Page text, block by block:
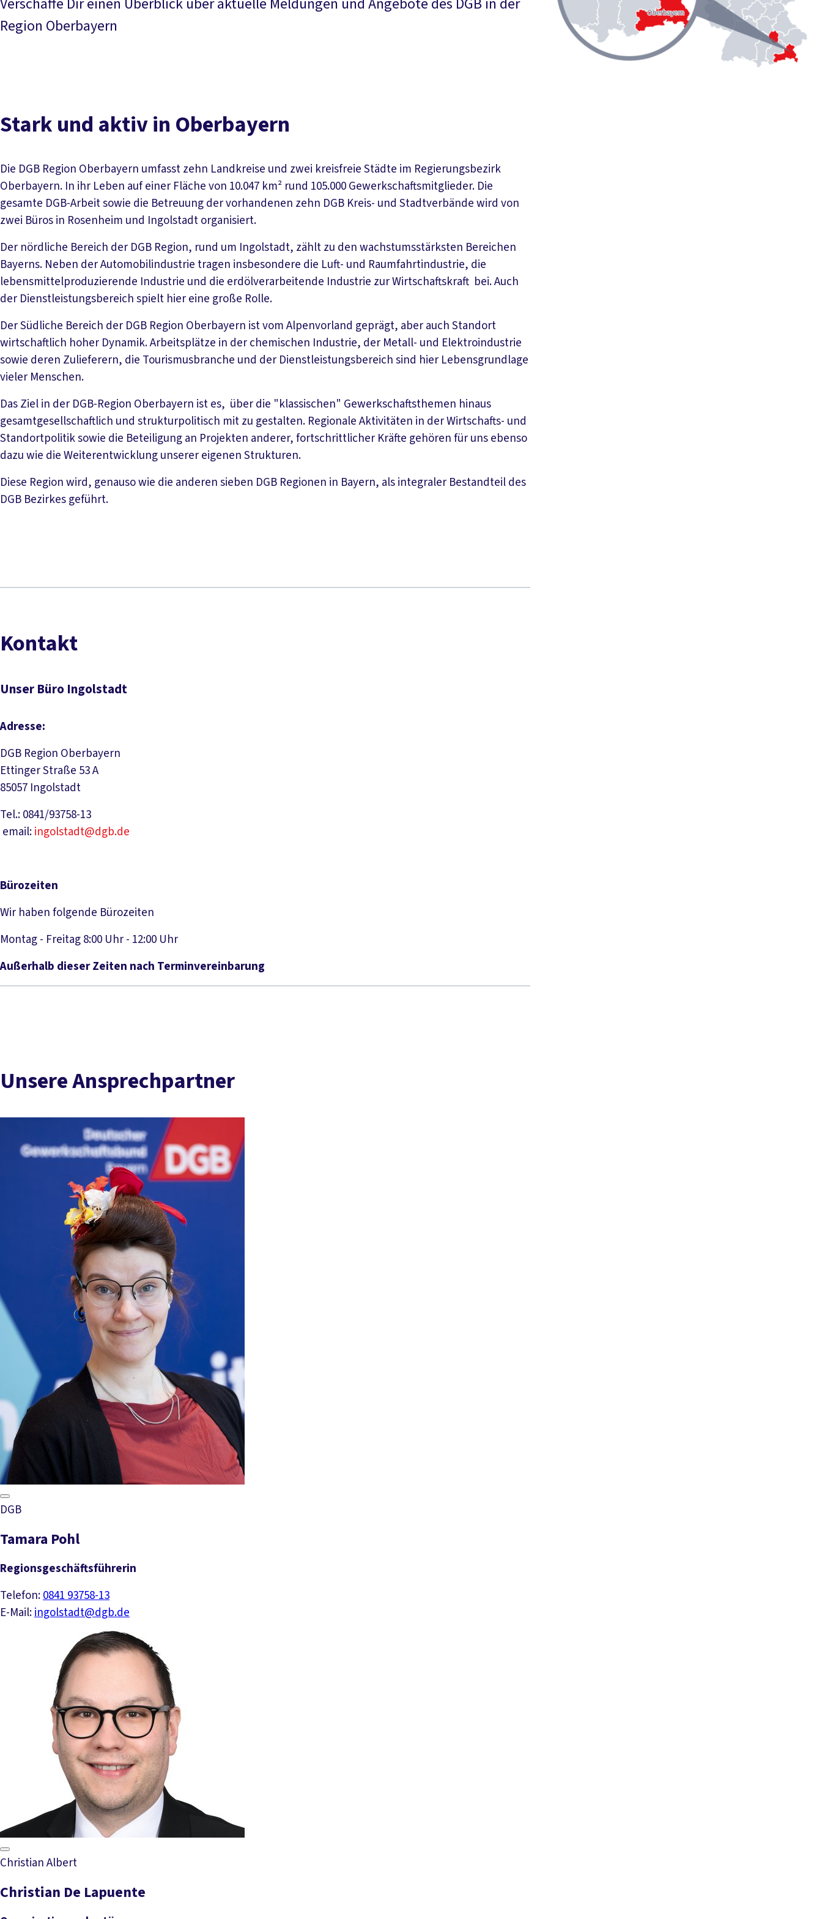
Region Oberbayern
Stark und aktiv in Oberbayern
Die DGB Region Oberbayern umfasst zehn Landkreise und zwei kreisfreie Städte im Regierungsbezirk
Oberbayern. In ihr Leben auf einer Fläche von 10.047 km² rund 105.000 Gewerkschaftsmitglieder. Die
gesamte DGB-Arbeit sowie die Betreuung der vorhandenen zehn DGB Kreis- und Stadtverbände wird von
zwei Büros in Rosenheim und Ingolstadt organisiert.
Der nördliche Bereich der DGB Region, rund um Ingolstadt, zählt zu den wachstumsstärksten Bereichen
Bayerns. Neben der Automobilindustrie tragen insbesondere die Luft- und Raumfahrtindustrie, die
lebensmittelproduzierende Industrie und die erdölverarbeitende Industrie zur Wirtschaftskraft bei. Auch
der Dienstleistungsbereich spielt hier eine große Rolle.
Der Südliche Bereich der DGB Region Oberbayern ist vom Alpenvorland geprägt, aber auch Standort
wirtschaftlich hoher Dynamik. Arbeitsplätze in der chemischen Industrie, der Metall- und Elektroindustrie
sowie deren Zulieferern, die Tourismusbranche und der Dienstleistungsbereich sind hier Lebensgrundlage
vieler Menschen.
Das Ziel in der DGB-Region Oberbayern ist es, über die "klassischen" Gewerkschaftsthemen hinaus
gesamtgesellschaftlich und strukturpolitisch mit zu gestalten. Regionale Aktivitäten in der Wirtschafts- und
Standortpolitik sowie die Beteiligung an Projekten anderer, fortschrittlicher Kräfte gehören für uns ebenso
dazu wie die Weiterentwicklung unserer eigenen Strukturen.
Diese Region wird, genauso wie die anderen sieben DGB Regionen in Bayern, als integraler Bestandteil des
DGB Bezirkes geführt.
Kontakt
Unser Büro Ingolstadt
Adresse:
DGB Region Oberbayern
Ettinger Straße 53 A
85057 Ingolstadt
Tel.: 0841/93758-13
email:ingolstadt@dgb.de
Bürozeiten
Wir haben folgende Bürozeiten
Montag - Freitag 8:00 Uhr - 12:00 Uhr
Außerhalb dieser Zeiten nach Terminvereinbarung
Unsere Ansprechpartner
DGB
Tamara Pohl
Regionsgeschäftsführerin
Telefon:0841 93758-13
E-Mail:ingolstadt@dgb.de
Christian Albert
Christian De Lapuente